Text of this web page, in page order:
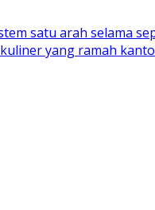
satu arah selama
yang ramah